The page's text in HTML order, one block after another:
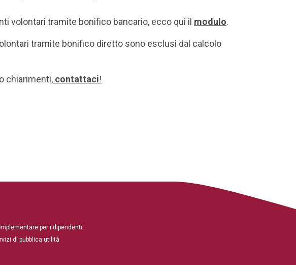
volontari tramite bonifico bancario, ecco qui il modulo.
tramite bonifico diretto sono esclusi dal calcolo
chiarimenti, contattaci!
per i dipendenti
di pubblica utilità